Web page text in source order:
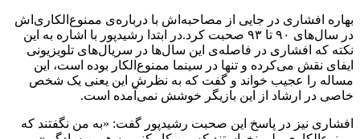
بهاره افشاری در جایی از مصاحبه‌اش با درباره‌ی ممنوع‌الکاری‌اش
در سال‌های ۹۰ تا ۹۳ صحبت کرد.در ابتدا رشیدپور با اشاره به این
نکته که افشاری در فاصله‌ی این سال‌‌ها در سریال‌های تلویزیونی
ایفای نقش می‌کرده و تنها در سینما ممنوع‌الکار بوده است، این
مساله را عجیب خواند و گفت که به نظرش این یعنی یک شخص
خاصی در ارشاد از این بازیگر خوشش نمی‌آمده است.
افشاری نیز در پاسخ این صحبت رشیدپور گفت: «به من نگفتند که